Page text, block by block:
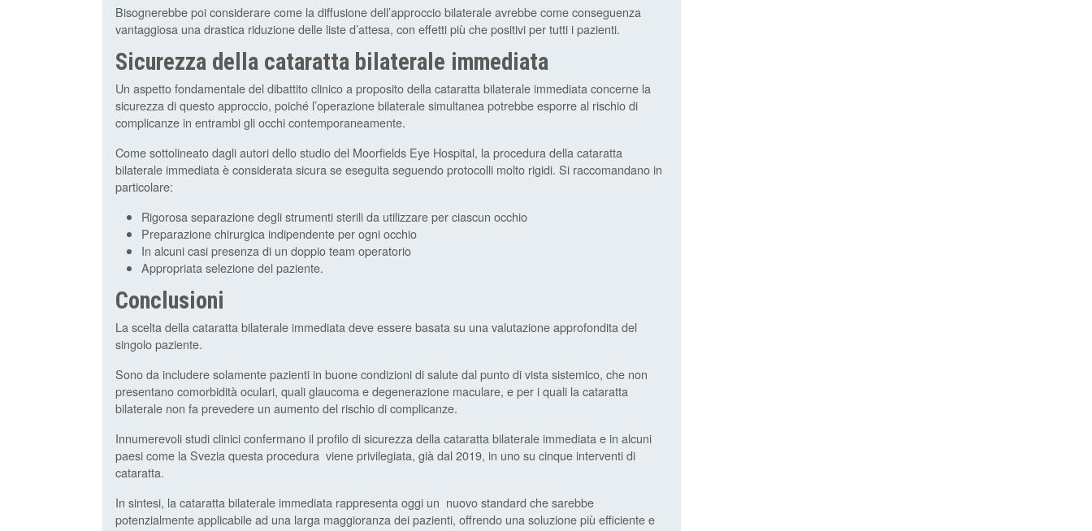
Bisognerebbe poi considerare come la diffusione dell’approccio bilaterale avrebbe come conseguenza
vantaggiosa una drastica riduzione delle liste d’attesa, con effetti più che positivi per tutti i pazienti.
Sicurezza della cataratta bilaterale immediata
Un aspetto fondamentale del dibattito clinico a proposito della cataratta bilaterale immediata concerne la
sicurezza di questo approccio, poiché l’operazione bilaterale simultanea potrebbe esporre al rischio di
complicanze in entrambi gli occhi contemporaneamente.
Come sottolineato dagli autori dello studio del Moorfields Eye Hospital, la procedura della cataratta
bilaterale immediata è considerata sicura se eseguita seguendo protocolli molto rigidi. Si raccomandano in
particolare:
Rigorosa separazione degli strumenti sterili da utilizzare per ciascun occhio
Preparazione chirurgica indipendente per ogni occhio
In alcuni casi presenza di un doppio team operatorio
Appropriata selezione del paziente.
Conclusioni
La scelta della cataratta bilaterale immediata deve essere basata su una valutazione approfondita del
singolo paziente.
Sono da includere solamente pazienti in buone condizioni di salute dal punto di vista sistemico, che non
presentano comorbidità oculari, quali glaucoma e degenerazione maculare, e per i quali la cataratta
bilaterale non fa prevedere un aumento del rischio di complicanze.
Innumerevoli studi clinici confermano il profilo di sicurezza della cataratta bilaterale immediata e in alcuni
paesi come la Svezia questa procedura viene privilegiata, già dal 2019, in uno su cinque interventi di
cataratta.
In sintesi, la cataratta bilaterale immediata rappresenta oggi un nuovo standard che sarebbe
potenzialmente applicabile ad una larga maggioranza dei pazienti, offrendo una soluzione più efficiente e